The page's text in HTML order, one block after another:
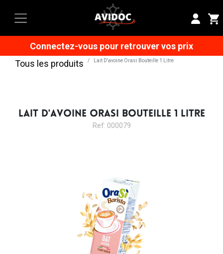
Connectez-vous pour retrouver vos prix
Tous les produits
Lait D'avoine Orasi Bouteille 1 Litre
LAIT D'AVOINE ORASI BOUTEILLE 1 LITRE
Ref: 000079